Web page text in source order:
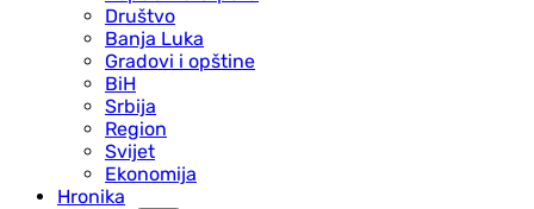
Društvo
Banja Luka
Gradovi i opštine
BiH
Srbija
Region
Svijet
Ekonomija
Hronika